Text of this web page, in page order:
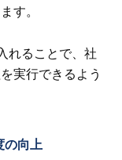
す。
れることで、社
実行できるよう
の向上